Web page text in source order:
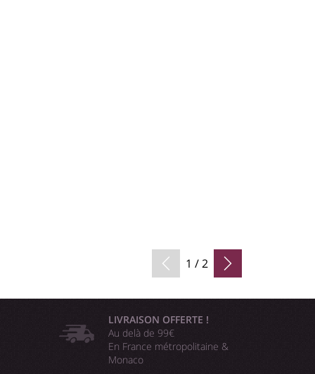
1 / 2
LIVRAISON OFFERTE !
Au delà de 99€
En France métropolitaine &
Monaco